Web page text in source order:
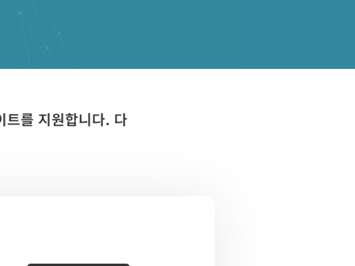
트를 지원합니다. 다